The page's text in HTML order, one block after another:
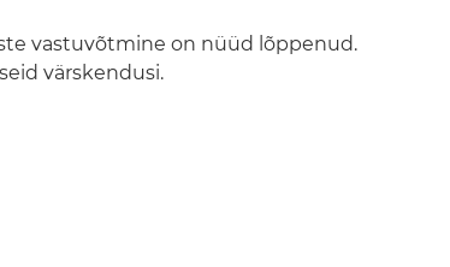
vastuvõtmine on nüüd lõppenud.
värskendusi.